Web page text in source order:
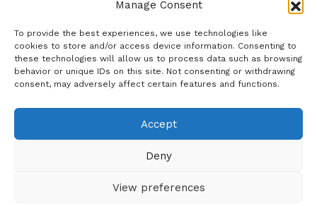
Manage Consent
To provide the best experiences, we use technologies like
cookies to store and/or access device information. Consenting to
these technologies will allow us to process data such as browsing
behavior or unique IDs on this site. Not consenting or withdrawing
consent, may adversely affect certain features and functions.
Accept
Deny
View preferences
Bieži uzdoti jautājumi
Kur pirkt?
Sīkdatņu politika
Copyright © Latakko 2024